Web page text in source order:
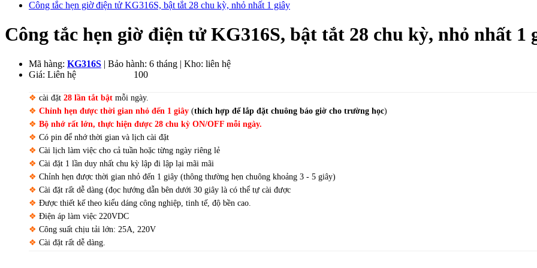
Công tắc hẹn giờ điện tử KG316S, bật tắt 28 chu kỳ, nhỏ nhất 1 giây
Công tắc hẹn giờ điện tử KG316S, bật tắt 28 chu kỳ, nhỏ nhất 1
Mã hàng: KG316S | Bảo hành: 6 tháng | Kho: liên hệ
Giá: Liên hệ 100
❖ cài đặt 28 lần tắt bật mỗi ngày.
❖ Chỉnh hẹn được thời gian nhỏ đến 1 giây (thích hợp để lắp đặt chuông báo giờ cho trường học)
❖ Bộ nhớ rất lớn, thực hiện được 28 chu kỳ ON/OFF mỗi ngày.
❖ Có pin để nhớ thời gian và lịch cài đặt
❖ Cài lịch làm việc cho cả tuần hoặc từng ngày riêng lẻ
❖ Cài đặt 1 lần duy nhất chu kỳ lập đi lập lại mãi mãi
❖ Chỉnh hẹn được thời gian nhỏ đến 1 giây (thông thường hẹn chuông khoảng 3 - 5 giây)
❖ Cài đặt rất dễ dàng (đọc hướng dẫn bên dưới 30 giây là có thể tự cài được
❖ Được thiết kế theo kiểu dáng công nghiệp, tinh tế, độ bền cao.
❖ Điện áp làm việc 220VDC
❖ Công suất chịu tải lớn: 25A, 220V
❖ Cài đặt rất dễ dàng.